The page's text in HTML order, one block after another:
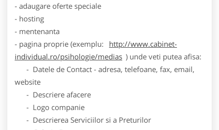
- adaugare oferte speciale
- hosting
- mentenanta
- pagina proprie (exemplu:
http://www.cabinet-
individual.ro/psihologie/medias ) unde veti putea afisa:
- Datele de Contact - adresa, telefoane, fax, email,
website
- Descriere afacere
- Logo companie
- Descrierea Serviciilor si a Preturilor